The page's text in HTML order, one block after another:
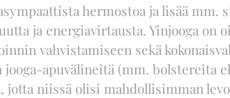
hermostoa ja lisää
ja energiavirtausta. Yinjooga on
vahvistamiseen sekä
jooga-apuvälineitä (mm.
jotta niissä olisi mahdollisimman